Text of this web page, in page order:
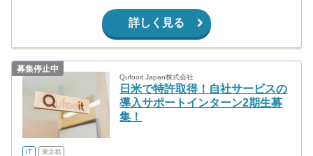
新宿線、京王新線)
詳しく見る
募集停止中
Qufooit Japan株式会社
日米で特許取得！自社サービスの
導入サポートインターン2期生募
集！
IT 東京都